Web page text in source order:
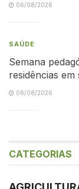
06/08/2026
SAÚDE
Semana
residências em
06/08/2026
CATEGORIAS